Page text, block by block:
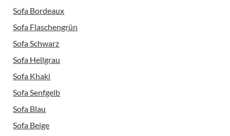
Sofa Bordeaux
Sofa Flaschengrün
Sofa Schwarz
Sofa Hellgrau
Sofa Khaki
Sofa Senfgelb
Sofa Blau
Sofa Beige